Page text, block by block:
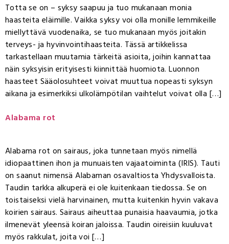
Totta se on – syksy saapuu ja tuo mukanaan monia
haasteita eläimille. Vaikka syksy voi olla monille lemmikeille
miellyttävä vuodenaika, se tuo mukanaan myös joitakin
terveys- ja hyvinvointihaasteita. Tässä artikkelissa
tarkastellaan muutamia tärkeitä asioita, joihin kannattaa
näin syksyisin erityisesti kiinnittää huomiota. Luonnon
haasteet Sääolosuhteet voivat muuttua nopeasti syksyn
aikana ja esimerkiksi ulkolämpötilan vaihtelut voivat olla […]
Alabama rot
Alabama rot on sairaus, joka tunnetaan myös nimellä
idiopaattinen ihon ja munuaisten vajaatoiminta (IRIS). Tauti
on saanut nimensä Alabaman osavaltiosta Yhdysvalloista.
Taudin tarkka alkuperä ei ole kuitenkaan tiedossa. Se on
toistaiseksi vielä harvinainen, mutta kuitenkin hyvin vakava
koirien sairaus. Sairaus aiheuttaa punaisia haavaumia, jotka
ilmenevät yleensä koiran jaloissa. Taudin oireisiin kuuluvat
myös rakkulat, joita voi […]